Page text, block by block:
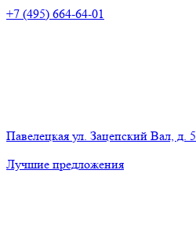
+7 (495) 664-64-01
Павелецкая ул. Зацепский Вал, д. 5
Лучшие предложения